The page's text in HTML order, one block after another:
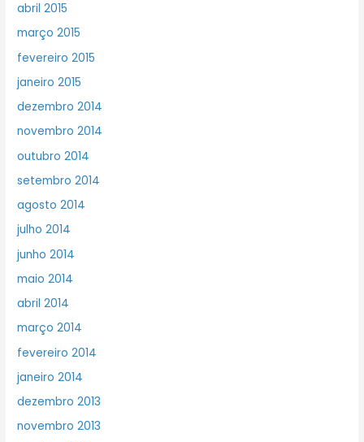
abril 2015
março 2015
fevereiro 2015
janeiro 2015
dezembro 2014
novembro 2014
outubro 2014
setembro 2014
agosto 2014
julho 2014
junho 2014
maio 2014
abril 2014
março 2014
fevereiro 2014
janeiro 2014
dezembro 2013
novembro 2013